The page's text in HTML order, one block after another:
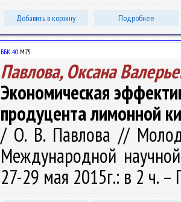
Добавить в корзину Подробнее
ББК 40.М75
Павлова, Оксана
Экономическая
продуцента лимонной
/ О. В. Павлова //
Международной
27-29 мая 2015г.: в 2 ч. –